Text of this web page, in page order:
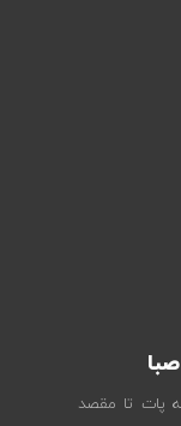
پات تا مقصد